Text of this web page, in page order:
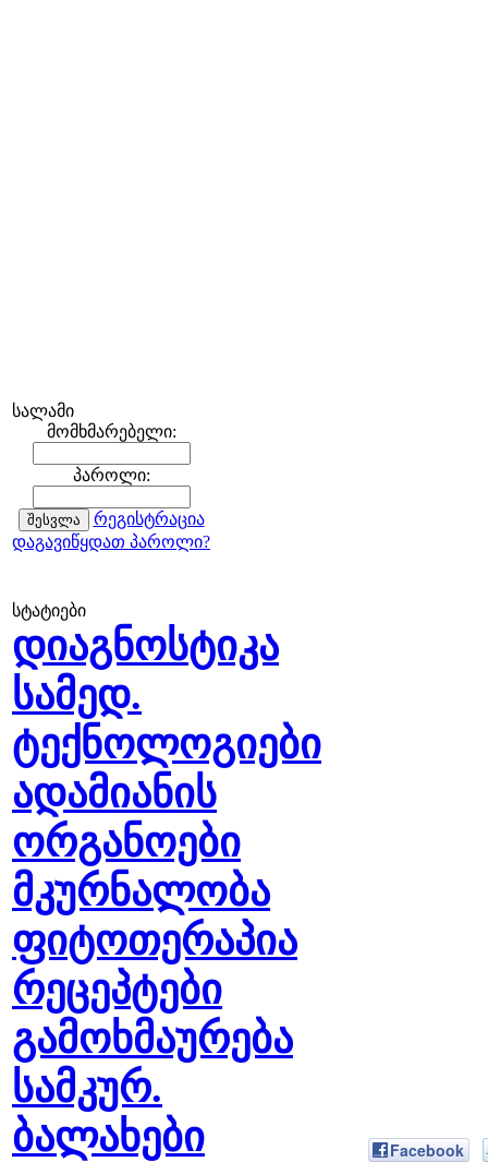
სალამი
მომხმარებელი:
პაროლი:
რეგისტრაცია
დაგავიწყდათ პაროლი?
სტატიები
დიაგნოსტიკა
სამედ.
ტექნოლოგიები
ადამიანის
ორგანოები
მკურნალობა
ფიტოთერაპია
რეცეპტები
გამოხმაურება
სამკურ.
ბალახები
Facebook